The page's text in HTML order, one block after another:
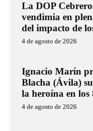
La DOP
vendimia en
del impacto de
4 de agosto de 2026
Ignacio Marín
Blacha (Ávila)
la heroína en los
4 de agosto de 2026